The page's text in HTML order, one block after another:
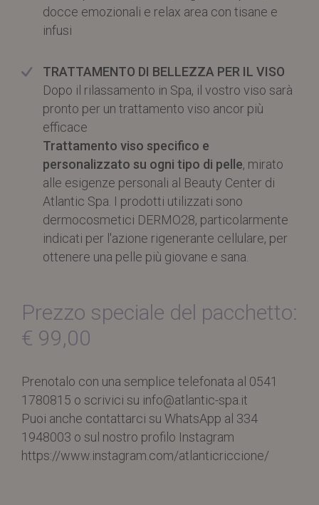
docce emozionali e relax area con tisane e
infusi
TRATTAMENTO DI BELLEZZA PER IL VISO
Dopo il rilassamento in Spa, il vostro viso sarà
pronto per un trattamento viso ancor più
efficace
Trattamento viso specifico e
personalizzato su ogni tipo di pelle, mirato
alle esigenze personali al Beauty Center di
Atlantic Spa. I prodotti utilizzati sono
dermocosmetici DERMO28, particolarmente
indicati per l'azione rigenerante cellulare, per
ottenere una pelle più giovane e sana.
Prezzo speciale del pacchetto:
€ 99,00
Prenotalo con una semplice telefonata al 0541
1780815 o scrivici su info@atlantic-spa.it
Puoi anche contattarci su WhatsApp al 334
1948003 o sul nostro profilo Instagram
https://www.instagram.com/atlanticriccione/